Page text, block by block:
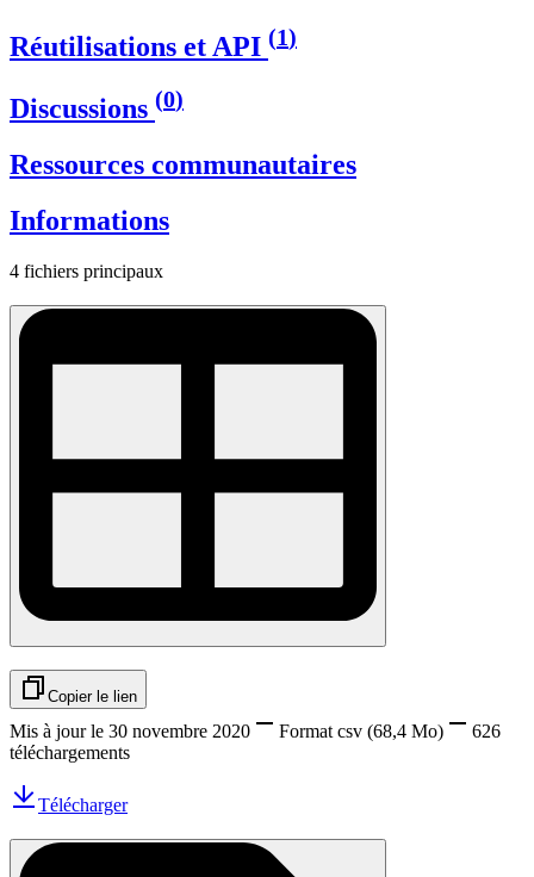
Réutilisations et API (1)
Discussions (0)
Ressources communautaires
Informations
4 fichiers principaux
Copier le lien
Mis à jour le 30 novembre 2020 Format csv (68,4 Mo)
626
téléchargements
Télécharger